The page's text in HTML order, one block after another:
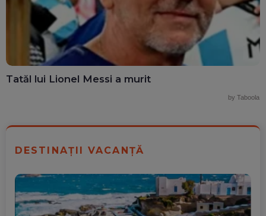
Tatăl lui Lionel Messi a murit
by Taboola
DESTINAȚII VACANȚĂ